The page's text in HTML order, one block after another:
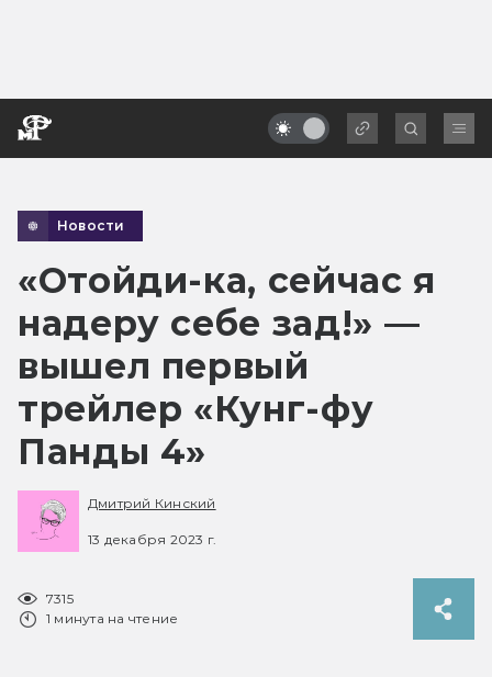
Новости
«Отойди-ка, сейчас я
надеру себе зад!» —
вышел первый
трейлер «Кунг-фу
Панды 4»
Дмитрий Кинский
13 декабря 2023 г.
7315
1 минута на чтение